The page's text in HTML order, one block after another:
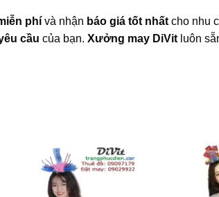
phívà nhận báo giá tốt nhấtcho nhu
cầu của bạn. Xưởng may DiVitluôn